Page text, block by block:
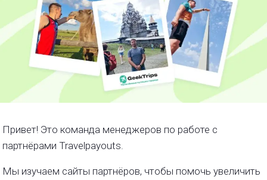
Привет! Это команда менеджеров по работе с
партнёрами Travelpayouts.
Мы изучаем сайты партнёров, чтобы помочь увеличить